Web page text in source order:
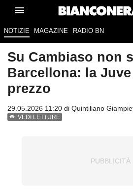
NOTIZIE MAGAZINE RADIO BN
Su Cambiaso non
Barcellona: la
prezzo
29.05.2026 11:20 di Quintiliano
VEDI LETTURE